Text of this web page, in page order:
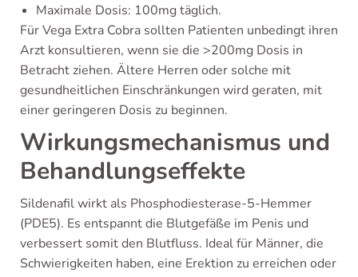
Maximale Dosis: 100mg täglich.
Für Vega Extra Cobra sollten Patienten unbedingt ihren
Arzt konsultieren, wenn sie die >200mg Dosis in
Betracht ziehen. Ältere Herren oder solche mit
gesundheitlichen Einschränkungen wird geraten, mit
einer geringeren Dosis zu beginnen.
Wirkungsmechanismus und
Behandlungseffekte
Sildenafil wirkt als Phosphodiesterase-5-Hemmer
(PDE5). Es entspannt die Blutgefäße im Penis und
verbessert somit den Blutfluss. Ideal für Männer, die
Schwierigkeiten haben, eine Erektion zu erreichen oder